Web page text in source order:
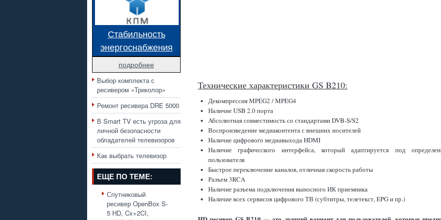
Стабильность
энергоснабжения
подробнее
Выбор комплекта с
ресивером «Триколор»
Ремонт ресивера DRE 5000
В Smart TV есть угроза для
личной безопасности
обладателей телевизоров
Как выбрать телевизор
ЕЩЕ ПО ТЕМЕ:
Спутниковый
ресивер OpenBox S-
5 HD, Cx+2CI,
Технические характеристики GS B210:
Декомпрессия MPEG2 / MPEG4
Наличие USB 2.0 порта
Абсолютная совместимость со стандартами DVB-S/S2
Воспроизведение медиаконтента с внешних носителей
Наличие цифрового медиавыхода HDMI
Наличие графического интерфейса, который адаптируется под
пользователя
Быстрое переключение каналов, отличная скорость работы
Разъем 3RCA
Наличие разъема подключения выносного ИК приемника
Наличие всех сервисов цифрового ТВ (субтитры, телетекст, EPG и пр.)